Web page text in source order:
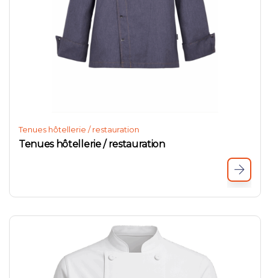
Tenues hôtellerie / restauration
Tenues hôtellerie / restauration